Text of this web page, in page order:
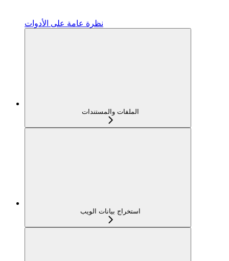
نظرة عامة على الأدوات
الملفات والمستندات
استخراج بيانات الويب